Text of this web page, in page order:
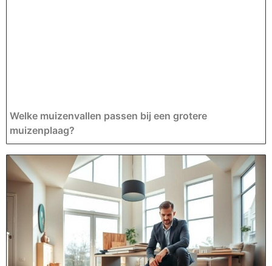
Welke muizenvallen passen bij een grotere
muizenplaag?